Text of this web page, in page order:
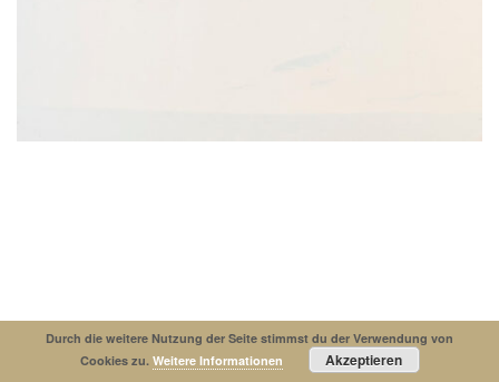
© Copyright 2019. All Rights Reserved.
Durch die weitere Nutzung der Seite stimmst du der Verwendung von
Cookies zu. Weitere Informationen Akzeptieren